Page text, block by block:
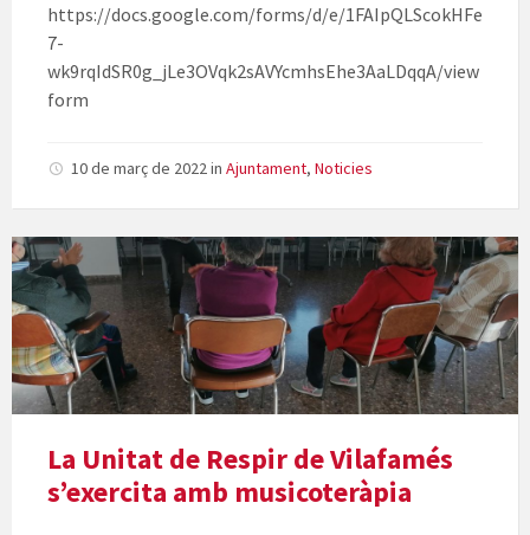
https://docs.google.com/forms/d/e/1FAIpQLScokHFe
7-
wk9rqIdSR0g_jLe3OVqk2sAVYcmhsEhe3AaLDqqA/view
form
10 de març de 2022in Ajuntament, Noticies
La Unitat de Respir de Vilafamés
s’exercita amb musicoteràpia